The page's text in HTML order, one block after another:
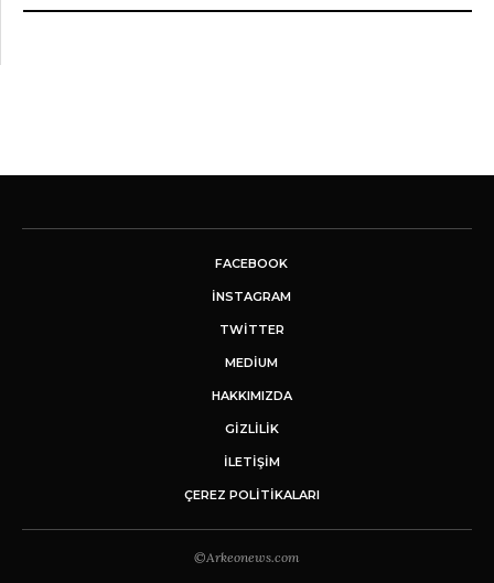
FACEBOOK
INSTAGRAM
TWITTER
MEDIUM
HAKKIMIZDA
GİZLİLİK
İLETIŞIM
ÇEREZ POLITIKALARI
©Arkeonews.com